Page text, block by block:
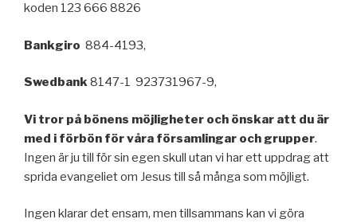
koden 123 666 8826
Bankgiro 884-4193,
Swedbank8147-1 923731967-9,
Vi tror på bönens möjligheter och önskar att du är
med i förbön för våra församlingar och grupper.
Ingen är ju till för sin egen skull utan vi har ett uppdrag att
sprida evangeliet om Jesus till så många som möjligt.
Ingen klarar det ensam, men tillsammans kan vi göra